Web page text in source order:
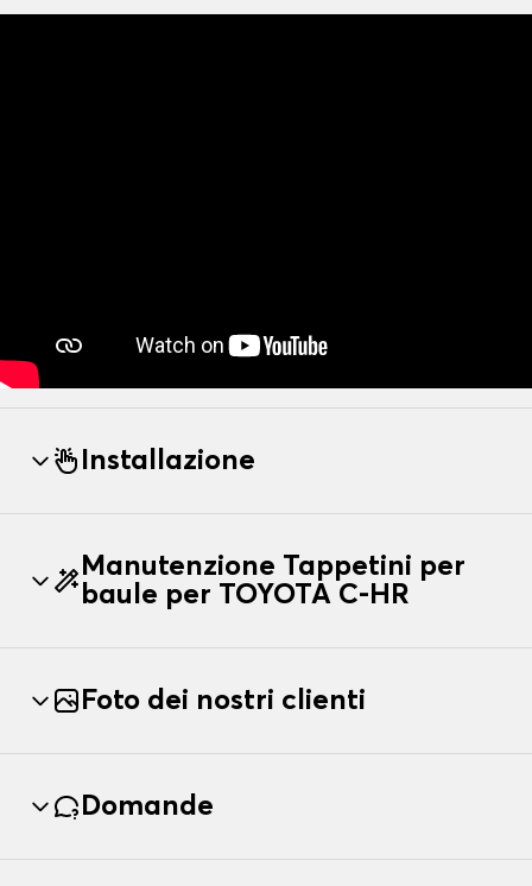
Installazione
Manutenzione Tappetini per
baule per TOYOTA C-HR
Foto dei nostri clienti
Domande